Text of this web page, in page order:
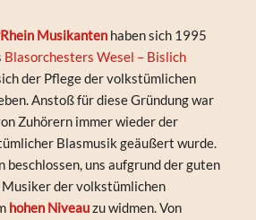
Musikantenhaben sich 1995
Blasorchesters Wesel – Bislich
der Pflege der volkstümlichen
Anstoß für diese Gründung war
Zuhörern immer wieder der
Blasmusik geäußert wurde.
beschlossen, uns aufgrund der guten
der volkstümlichen
hohen Niveauzu widmen. Von